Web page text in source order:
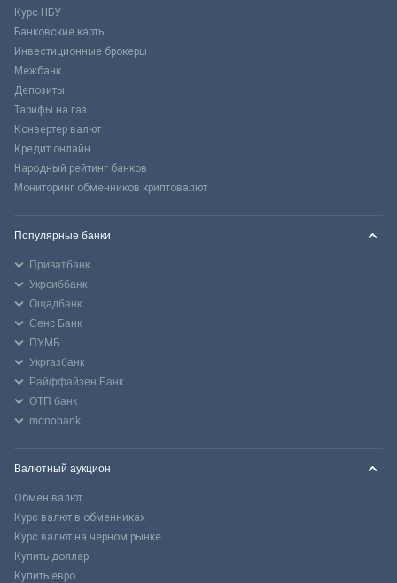
Курс НБУ
Банковские карты
Инвестиционные брокеры
Межбанк
Депозиты
Тарифы на газ
Конвертер валют
Кредит онлайн
Народный рейтинг банков
Мониторинг обменников криптовалют
Популярные банки
Приватбанк
Укрсиббанк
Ощадбанк
Сенс Банк
ПУМБ
Укргазбанк
Райффайзен Банк
ОТП банк
monobank
Валютный аукцион
Обмен валют
Курс валют в обменниках
Курс валют на черном рынке
Купить доллар
Купить евро